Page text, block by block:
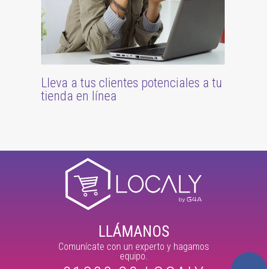
Lleva a tus clientes potenciales a tu
tienda en línea
LLÁMANOS
Comunícate con un experto y hagamos
equipo.